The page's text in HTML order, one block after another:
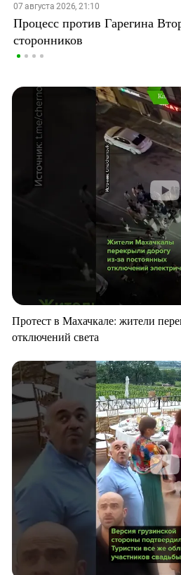
07 августа 2026, 21:10
Процесс против Гарегина
сторонников
Протест в Махачкале: жители
отключений света